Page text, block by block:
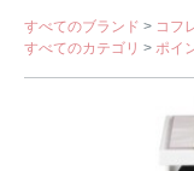
すべてのブランド > コフ
すべてのカテゴリ > ポイ